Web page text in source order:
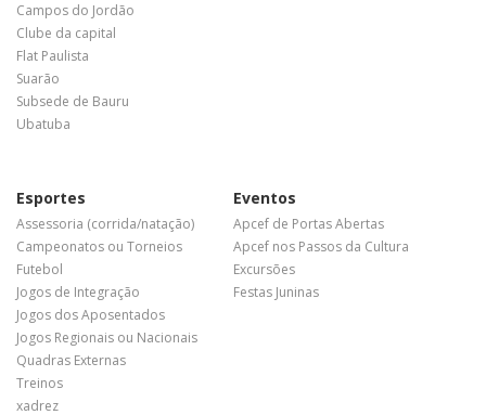
Campos do Jordão
Clube da capital
Flat Paulista
Suarão
Subsede de Bauru
Ubatuba
Esportes
Assessoria (corrida/natação)
Campeonatos ou Torneios
Futebol
Jogos de Integração
Jogos dos Aposentados
Jogos Regionais ou Nacionais
Quadras Externas
Treinos
xadrez
Eventos
Apcef de Portas Abertas
Apcef nos Passos da Cultura
Excursões
Festas Juninas